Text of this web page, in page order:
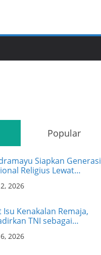
Popular
Siapkan Generasi
Religius Lewat
CAI ke-47
2026
Isu Kenakalan Remaja,
TNI sebagai
2026